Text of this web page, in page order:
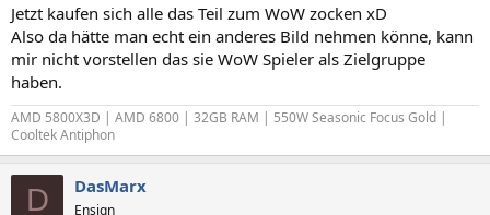
Jetzt kaufen sich alle das Teil zum WoW zocken xD
Also da hätte man echt ein anderes Bild nehmen könne, kann
mir nicht vorstellen das sie WoW Spieler als Zielgruppe
haben.
AMD 5800X3D | AMD 6800 | 32GB RAM | 550W Seasonic Focus Gold |
Cooltek Antiphon
D DasMarx
Ensign